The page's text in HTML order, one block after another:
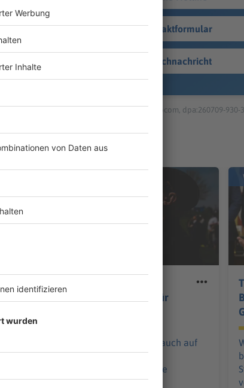
Kontaktformular
Sprachnachricht
© dpa-infocom, dpa:260709-930-
Fieber: Balkonplätze für
In Spaniens Dörfern und auch auf
Mallorca herrscht
Ausnahmezustand: Für die
Sonnenfinsternis werden